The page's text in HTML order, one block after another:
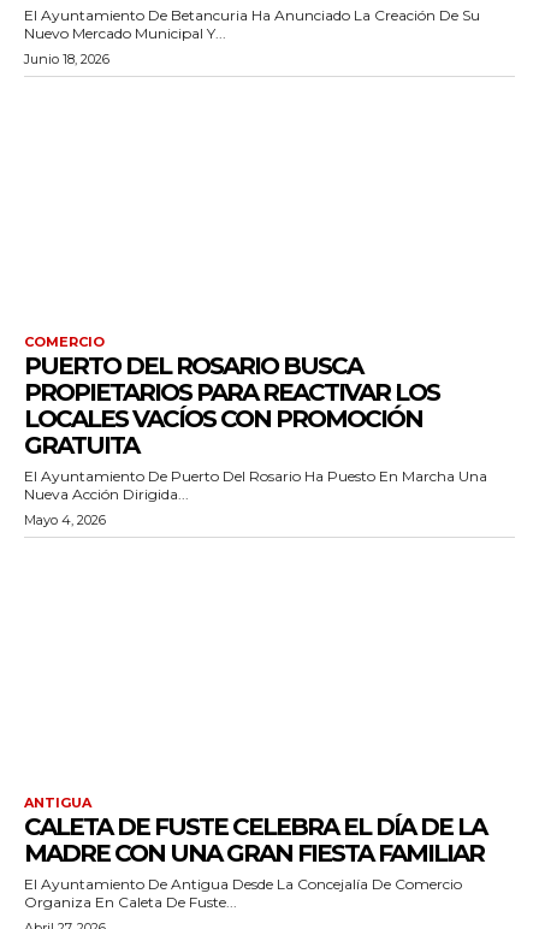
El Ayuntamiento De Betancuria Ha Anunciado La Creación De Su
Nuevo Mercado Municipal Y...
Junio 18, 2026
COMERCIO
PUERTO DEL ROSARIO BUSCA
PROPIETARIOS PARA REACTIVAR LOS
LOCALES VACÍOS CON PROMOCIÓN
GRATUITA
El Ayuntamiento De Puerto Del Rosario Ha Puesto En Marcha Una
Nueva Acción Dirigida...
Mayo 4, 2026
ANTIGUA
CALETA DE FUSTE CELEBRA EL DÍA DE LA
MADRE CON UNA GRAN FIESTA FAMILIAR
El Ayuntamiento De Antigua Desde La Concejalía De Comercio
Organiza En Caleta De Fuste...